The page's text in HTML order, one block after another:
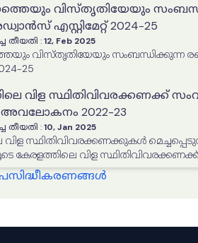
വിസ്തൃതിയേയും
എസ്റ്റിമേറ്റ് 2024-25
തീയതി :12, Feb 2025
വിസ്തൃതിയേയും സംബന്ധിക്കുന്ന രണ്ടാം
25
വിള സ്ഥിതിവിവരക്കണക്ക്
2022-23
തീയതി :10, Jan 2025
വിള സ്ഥിതിവിവരക്കണക്കുകൾ
കേരളത്തിലെ വിള സ്ഥിതിവിവരക്കണക്ക്
വാർഷിക അവലോകനം